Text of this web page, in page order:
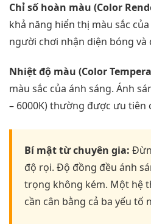
Chỉ số hoàn màu (Color
khả năng hiển thị màu sắc
người chơi nhận diện bóng
Nhiệt độ màu (Color
màu sắc của ánh sáng. Ánh
– 6000K) thường được ưu tiên
Bí mật từ chuyên gia:
độ rọi. Độ đồng đều ánh
trọng không kém. Một hệ
cần cân bằng cả ba yếu tố